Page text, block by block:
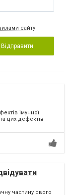
сайту
Відправити
імунної
цих дефектів
частину свого